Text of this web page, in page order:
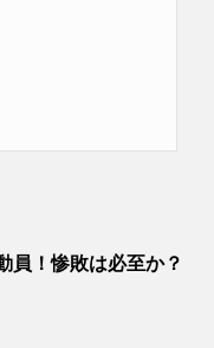
員！惨敗は必至か？